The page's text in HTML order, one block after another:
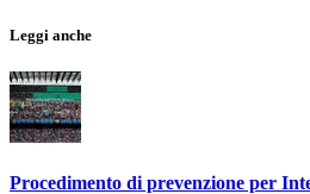
Leggi anche
Procedimento di prevenzione per